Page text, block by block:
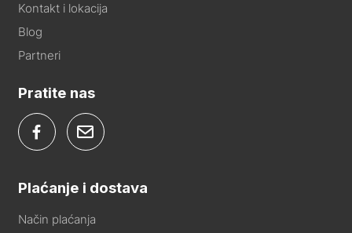
Kontakt i lokacija
Blog
Partneri
Pratite nas
Plaćanje i dostava
Način plaćanja